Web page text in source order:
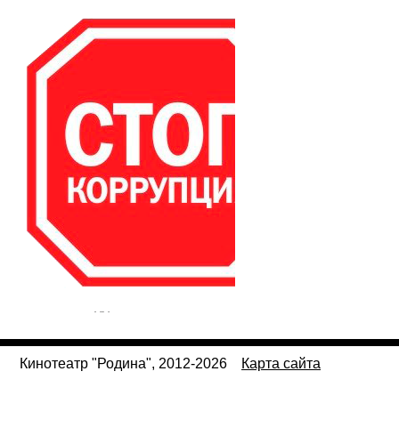
Кинотеатр "Родина", 2012-2026 Карта сайта